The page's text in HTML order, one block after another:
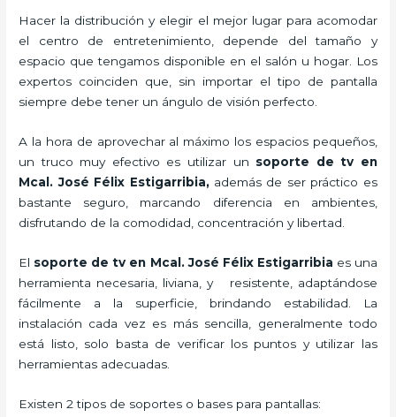
Hacer la distribución y elegir el mejor lugar para acomodar
el centro de entretenimiento, depende del tamaño y
espacio que tengamos disponible en el salón u hogar. Los
expertos coinciden que, sin importar el tipo de pantalla
siempre debe tener un ángulo de visión perfecto.
A la hora de aprovechar al máximo los espacios pequeños,
un truco muy efectivo es utilizar un soporte de tv en
Mcal. José Félix Estigarribia, además de ser práctico es
bastante seguro, marcando diferencia en ambientes,
disfrutando de la comodidad, concentración y libertad.
El soporte de tv en Mcal. José Félix Estigarribia es una
herramienta necesaria, liviana, y resistente, adaptándose
fácilmente a la superficie, brindando estabilidad. La
instalación cada vez es más sencilla, generalmente todo
está listo, solo basta de verificar los puntos y utilizar las
herramientas adecuadas.
Existen 2 tipos de soportes o bases para pantallas: